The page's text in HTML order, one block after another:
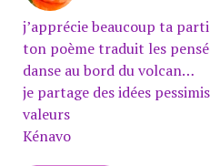
j’apprécie beaucoup ta
ton poème traduit les
danse au bord du volcan…
je partage des idées
valeurs
Kénavo